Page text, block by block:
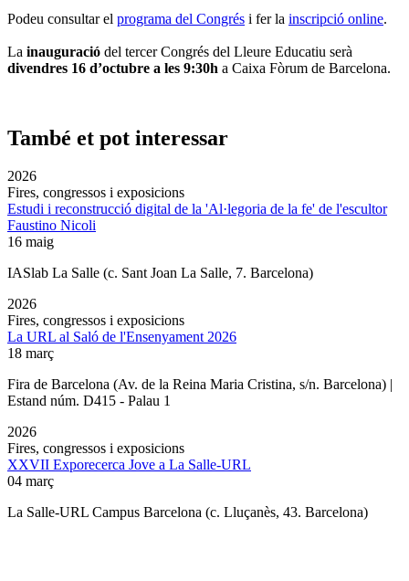
Podeu consultar el programa del Congrés i fer la inscripció online.
La inauguració del tercer Congrés del Lleure Educatiu serà
divendres 16 d’octubre a les 9:30h a Caixa Fòrum de Barcelona.
També et pot interessar
2026
Fires, congressos i exposicions
Estudi i reconstrucció digital de la 'Al·legoria de la fe' de l'escultor
Faustino Nicoli
16 maig
IASlab La Salle (c. Sant Joan La Salle, 7. Barcelona)
2026
Fires, congressos i exposicions
La URL al Saló de l'Ensenyament 2026
18 març
Fira de Barcelona (Av. de la Reina Maria Cristina, s/n. Barcelona) |
Estand núm. D415 - Palau 1
2026
Fires, congressos i exposicions
XXVII Exporecerca Jove a La Salle-URL
04 març
La Salle-URL Campus Barcelona (c. Lluçanès, 43. Barcelona)